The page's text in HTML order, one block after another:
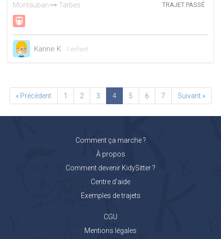
Montauban Tarbes TRAJET PASSÉ
Karine K. 1 enfant
« Précédent 1 2 3 4 5 6 7 Suivant »
Comment ça marche ?
À propos
Comment devenir KidySitter ?
Centre d'aide
Exemples de trajets
CGU
Mentions légales